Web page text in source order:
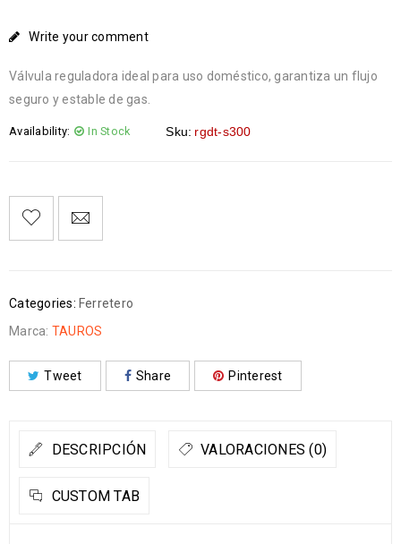
Write your comment
Válvula reguladora ideal para uso doméstico, garantiza un flujo
seguro y estable de gas.
Availability: In Stock Sku: rgdt-s300
Categories: Ferretero
Marca: TAUROS
Tweet Share Pinterest
DESCRIPCIÓN VALORACIONES (0)
CUSTOM TAB